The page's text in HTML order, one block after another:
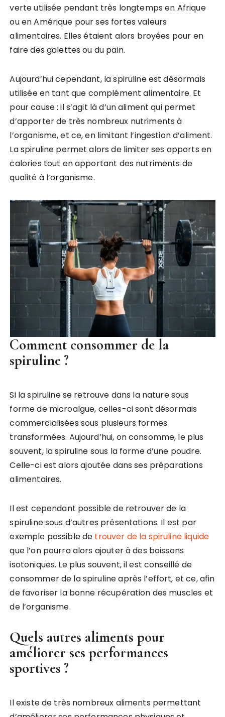
verte utilisée pendant très longtemps en Afrique
ou en Amérique pour ses fortes valeurs
alimentaires. Elles étaient alors broyées pour en
faire des galettes ou du pain.
Aujourd’hui cependant, la spiruline est désormais
utilisée en tant que complément alimentaire. Et
pour cause : il s’agit là d’un aliment qui permet
d’apporter de très nombreux nutriments à
l’organisme, et ce, en limitant l’ingestion d’aliment.
La spiruline permet alors de limiter ses apports en
calories tout en apportant des nutriments de
qualité à l’organisme.
Comment consommer de la
spiruline ?
Si la spiruline se retrouve dans la nature sous
forme de microalgue, celles-ci sont désormais
commercialisées sous plusieurs formes
transformées. Aujourd’hui, on consomme, le plus
souvent, la spiruline sous la forme d’une poudre.
Celle-ci est alors ajoutée dans ses préparations
alimentaires.
Il est cependant possible de retrouver de la
spiruline sous d’autres présentations. Il est par
exemple possible de trouver de la spiruline liquide
que l’on pourra alors ajouter à des boissons
isotoniques. Le plus souvent, il est conseillé de
consommer de la spiruline après l’effort, et ce, afin
de favoriser la bonne récupération des muscles et
de l’organisme.
Quels autres aliments pour
améliorer ses performances
sportives ?
Il existe de très nombreux aliments permettant